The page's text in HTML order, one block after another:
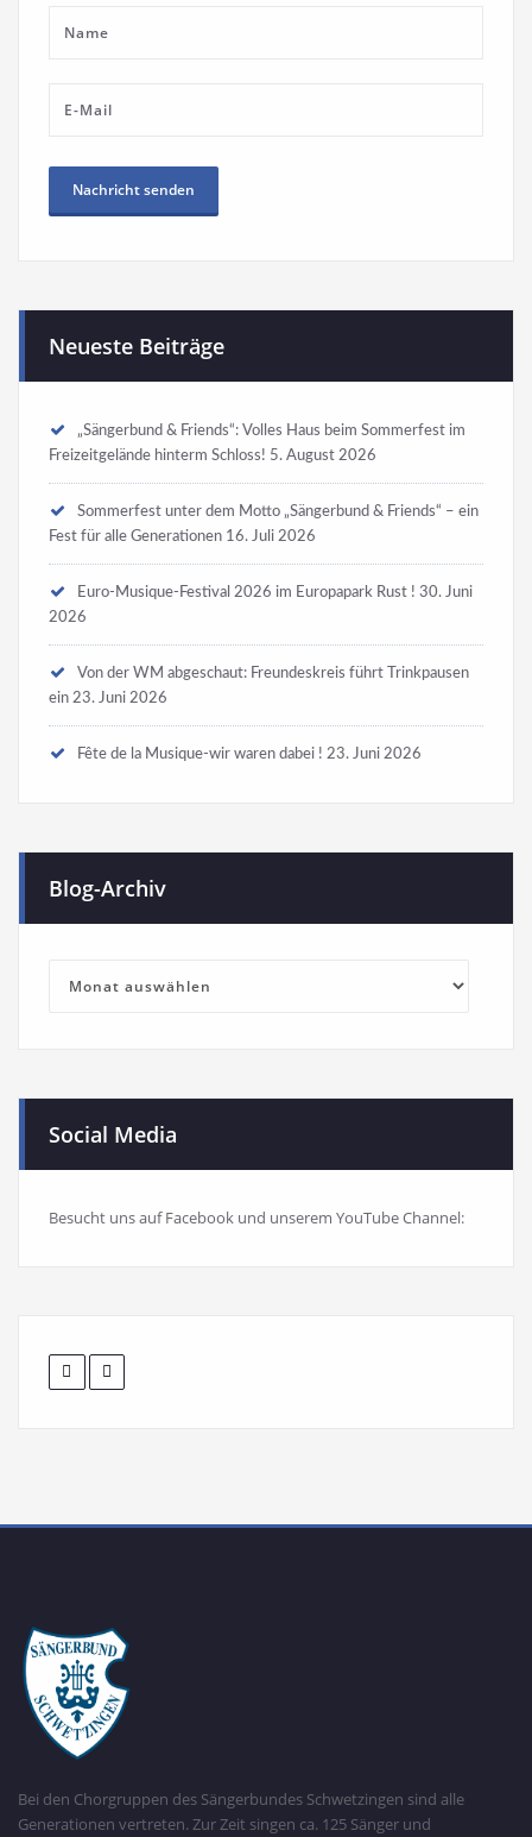
Neueste Beiträge
„Sängerbund & Friends“: Volles Haus beim Sommerfest im
Freizeitgelände hinterm Schloss! 5. August 2026
Sommerfest unter dem Motto „Sängerbund & Friends“ – ein
Fest für alle Generationen 16. Juli 2026
Euro-Musique-Festival 2026 im Europapark Rust ! 30. Juni
2026
Von der WM abgeschaut: Freundeskreis führt Trinkpausen
ein 23. Juni 2026
Fête de la Musique-wir waren dabei ! 23. Juni 2026
Blog-Archiv
Archiv
Social Media
Besucht uns auf Facebook und unserem YouTube Channel:
Bei den Chorgruppen des Sängerbundes Schwetzingen sind alle
Generationen vertreten. Zur Zeit singen ca. 125 Sänger und